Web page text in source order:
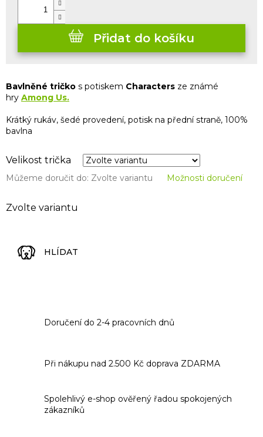
Zvolte variantu
Velikost trička
Můžeme doručit do: Zvolte variantu Možnosti doručení
Přidat do košíku
Bavlněné tričko s potiskem Characters ze známé
hry Among Us.
Krátký rukáv, šedé provedení, potisk na přední straně, 100%
bavlna
HLÍDAT
Doručení do 2-4 pracovních dnů
Při nákupu nad 2.500 Kč doprava ZDARMA
Spolehlivý e-shop ověřený řadou spokojených
zákazníků